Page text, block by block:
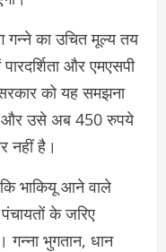
गन्ने का उचित मूल्य तय
और एमएसपी
को यह समझना
और उसे अब 450 रुपये
नहीं है।
भाकियू आने वाले
के जरिए
भुगतान, धान